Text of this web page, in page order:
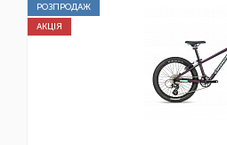
РОЗПРОДАЖ
АКЦІЯ